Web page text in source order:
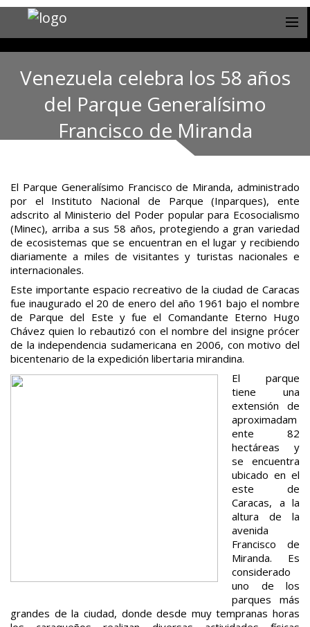
Venezuela celebra los 58 años
del Parque Generalísimo
Francisco de Miranda
El Parque Generalísimo Francisco de Miranda, administrado
por el Instituto Nacional de Parque (Inparques), ente
adscrito al Ministerio del Poder popular para Ecosocialismo
(Minec), arriba a sus 58 años, protegiendo a gran variedad
de ecosistemas que se encuentran en el lugar y recibiendo
diariamente a miles de visitantes y turistas nacionales e
internacionales.
Este importante espacio recreativo de la ciudad de Caracas
fue inaugurado el 20 de enero del año 1961 bajo el nombre
de Parque del Este y fue el Comandante Eterno Hugo
Chávez quien lo rebautizó con el nombre del insigne prócer
de la independencia sudamericana en 2006, con motivo del
bicentenario de la expedición libertaria mirandina.
El parque
tiene una
extensión de
aproximadam
ente 82
hectáreas y
se encuentra
ubicado en el
este de
Caracas, a la
altura de la
avenida
Francisco de
Miranda. Es
considerado
uno de los
parques más
grandes de la ciudad, donde desde muy tempranas horas